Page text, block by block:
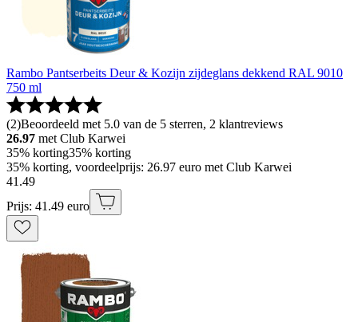
Rambo Pantserbeits Deur & Kozijn zijdeglans dekkend RAL 9010
750 ml
(2)Beoordeeld met 5.0 van de 5 sterren, 2 klantreviews
26.97 met Club Karwei
35% korting35% korting
35% korting, voordeelprijs: 26.97 euro met Club Karwei
41 .49
Prijs: 41.49 euro